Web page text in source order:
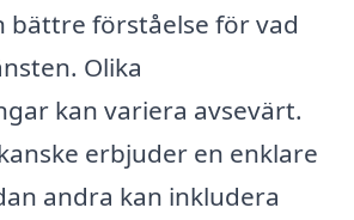
bättre förståelse för vad
Olika
kan variera avsevärt.
erbjuder en enklare
andra kan inkludera